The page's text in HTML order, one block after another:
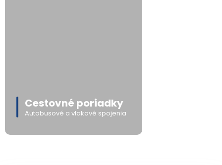
Cestovné poriadky
Autobusové a vlakové spojenia